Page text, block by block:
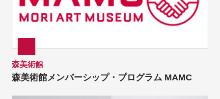
森美術館
森美術館メンバーシップ・プログラム MAMC